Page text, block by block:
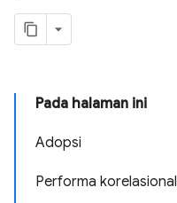
Pada halaman ini
Adopsi
Performa korelasional